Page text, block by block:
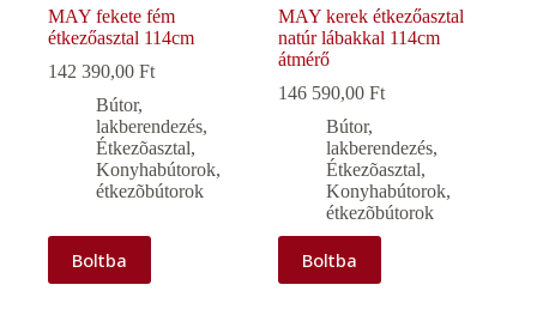
MAY fekete fém
étkezőasztal 114cm
142 390,00 Ft
Bútor,
lakberendezés,
Étkezõasztal,
Konyhabútorok,
étkezõbútorok
Boltba
MAY kerek étkezőasztal
natúr lábakkal 114cm
átmérő
146 590,00Ft
Bútor,
lakberendezés,
Étkezõasztal,
Konyhabútorok,
étkezõbútorok
Boltba